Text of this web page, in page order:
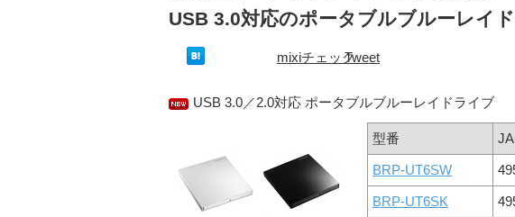
USB 3.0対応のポータブルブルーレイ
mixiチェックTweet
USB 3.0／2.0対応 ポータブルブルーレイドライブ
型番
BRP-UT6SW
BRP-UT6SK